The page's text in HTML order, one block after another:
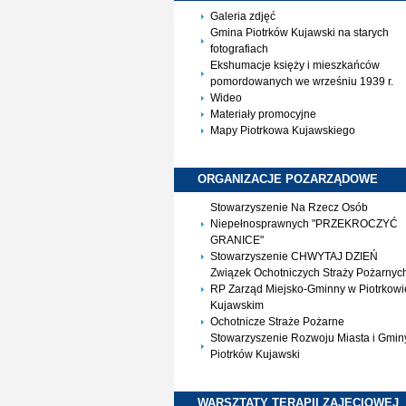
Galeria zdjęć
Gmina Piotrków Kujawski na starych
fotografiach
Ekshumacje księży i mieszkańców
pomordowanych we wrześniu 1939 r.
Wideo
Materiały promocyjne
Mapy Piotrkowa Kujawskiego
ORGANIZACJE POZARZĄDOWE
Stowarzyszenie Na Rzecz Osób
Niepełnosprawnych "PRZEKROCZYĆ
GRANICE"
Stowarzyszenie CHWYTAJ DZIEŃ
Związek Ochotniczych Straży
RP Zarząd Miejsko-Gminny w
Kujawskim
Ochotnicze Straże Pożarne
Stowarzyszenie Rozwoju Miasta i
Piotrków Kujawski
WARSZTATY TERAPII ZAJĘCIOWEJ